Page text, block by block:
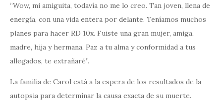
“Wow, mi amiguita, todavía no me lo creo. Tan joven, llena de
energía, con una vida entera por delante. Teníamos muchos
planes para hacer RD 10x. Fuiste una gran mujer, amiga,
madre, hija y hermana. Paz a tu alma y conformidad a tus
allegados, te extrañaré”.
La familia de Carol está a la espera de los resultados de la
autopsia para determinar la causa exacta de su muerte.